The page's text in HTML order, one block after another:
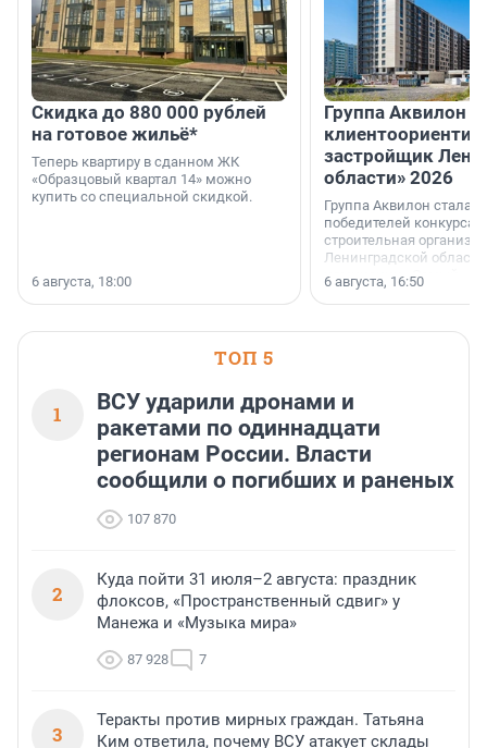
Скидка до 880 000 рублей
на готовое жильё*
Теперь квартиру в сданном ЖК
«Образцовый квартал 14» можно
купить со специальной скидкой.
6 августа, 18:00
Группа Аквилон
застройщик
области» 2026
Группа Аквилон стала
победителей конкурса
строительная
Ленинградской области
номинации «Самый
застройщик
области».
6 августа, 16:50
ТОП 5
1
ВСУ ударили дронами и
ракетами по одиннадцати
регионам России. Власти
сообщили о погибших и раненых
107 870
2
Куда пойти 31 июля–2 августа: праздник
флоксов, «Пространственный сдвиг» у
Манежа и «Музыка мира»
87 928 7
3
Теракты против мирных граждан. Татьяна
Ким ответила, почему ВСУ атакует склады